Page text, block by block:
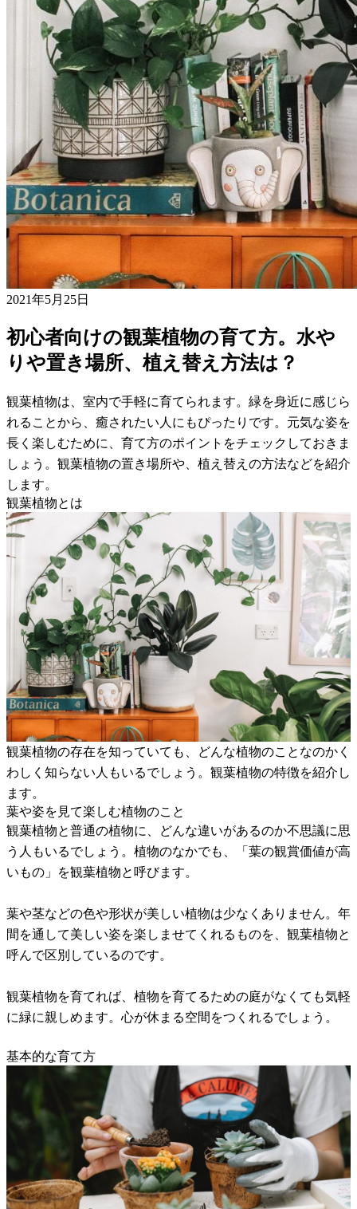
2021年5月25日
初心者向けの観葉植物の育て方。水や
りや置き場所、植え替え方法は？
観葉植物は、室内で手軽に育てられます。緑を身近に感じら
れることから、癒されたい人にもぴったりです。元気な姿を
長く楽しむために、育て方のポイントをチェックしておきま
しょう。観葉植物の置き場所や、植え替えの方法などを紹介
します。
観葉植物とは
観葉植物の存在を知っていても、どんな植物のことなのかく
わしく知らない人もいるでしょう。観葉植物の特徴を紹介し
ます。
葉や姿を見て楽しむ植物のこと
観葉植物と普通の植物に、どんな違いがあるのか不思議に思
う人もいるでしょう。植物のなかでも、「葉の観賞価値が高
いもの」を観葉植物と呼びます。
葉や茎などの色や形状が美しい植物は少なくありません。年
間を通して美しい姿を楽しませてくれるものを、観葉植物と
呼んで区別しているのです。
観葉植物を育てれば、植物を育てるための庭がなくても気軽
に緑に親しめます。心が休まる空間をつくれるでしょう。
基本的な育て方